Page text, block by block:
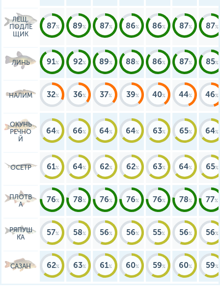
ЛЕЩ,
ПОДЛЕ
ЩИК
87 89 87 86 86 87 87
ЛИНЬ 91 92 89 88 86 87 85
НАЛИМ 32 36 37 39 40 44 46
ОКУНЬ
РЕЧНО
Й
64 66 64 64 63 65 64
ОСЕТР 61 64 62 62 63 64 65
ПЛОТВ
А
76 78 76 76 76 78 77
РЯПУШ
КА
57 58 56 56 55 56 56
САЗАН 62 63 61 60 59 60 59